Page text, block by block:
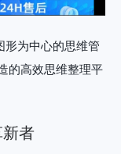
为中心的思维管
的高效思维整理平
者